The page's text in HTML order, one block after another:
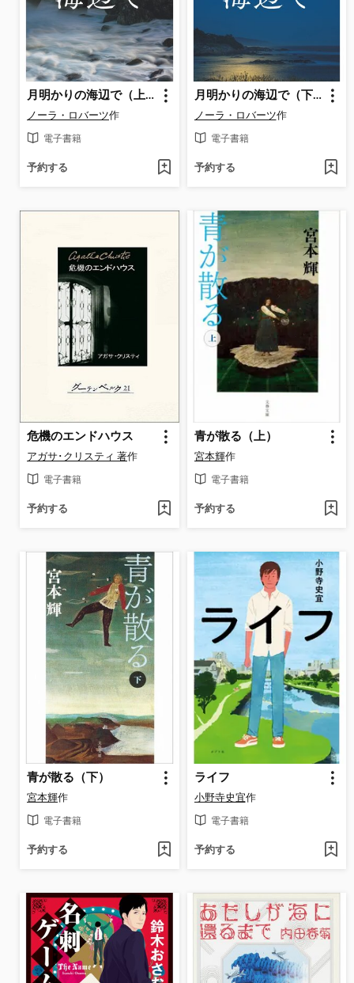
月明かりの海辺で（上）
ノーラ・ロバーツ作
電子書籍
予約する
月明かりの海辺で（下）
ノーラ・ロバーツ作
電子書籍
予約する
危機のエンドハウス
アガサ･クリスティ 著作
電子書籍
予約する
青が散る（上）
宮本輝作
電子書籍
予約する
青が散る（下）
宮本輝作
電子書籍
予約する
ライフ
小野寺史宜作
電子書籍
予約する